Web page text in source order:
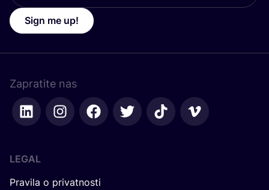
Sign me up!
Zapratite nas
LEGAL
Pravila o privatnosti